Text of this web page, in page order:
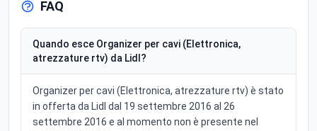
FAQ
Quando esce Organizer per cavi (Elettronica,
atrezzature rtv) da Lidl?
Organizer per cavi (Elettronica, atrezzature rtv) è stato
in offerta da Lidl dal 19 settembre 2016 al 26
settembre 2016 e al momento non è presente nel